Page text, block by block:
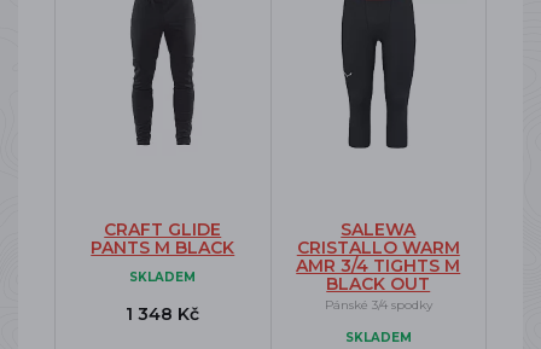
CRAFT GLIDE
PANTS M BLACK
SKLADEM
1 348 Kč
SALEWA
CRISTALLO WARM
AMR 3/4 TIGHTS M
BLACK OUT
Pánské 3/4 spodky
SKLADEM